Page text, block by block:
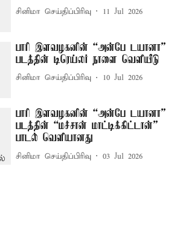
சினிமா செய்திப்பிரிவு 11 Jul 2026
பாரி இளவழகனின் “அன்பே டயானா”
படத்தின் டிரெய்லர் நாளை வெளியீடு
சினிமா செய்திப்பிரிவு 10 Jul 2026
பாரி இளவழகனின் “அன்பே டயானா”
படத்தின் “மச்சான் மாட்டிக்கிட்டான்”
பாடல் வெளியானது
சினிமா செய்திப்பிரிவு 03 Jul 2026